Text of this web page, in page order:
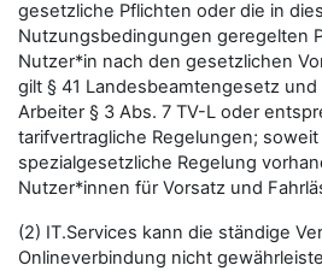
gesetzliche Pflichten oder die in
Nutzungsbedingungen geregelten
Nutzer*in nach den gesetzlichen
gilt § 41 Landesbeamtengesetz
Arbeiter § 3 Abs. 7 TV-L oder
tarifvertragliche Regelungen; soweit
spezialgesetzliche Regelung
Nutzer*innen für Vorsatz und
(2) IT.Services kann die ständige
Onlineverbindung nicht